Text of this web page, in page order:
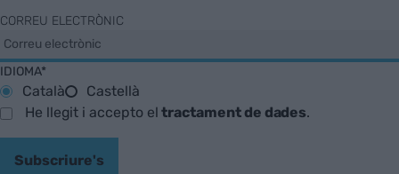
CORREU ELECTRÒNIC
IDIOMA*
Català
Castellà
He llegit i accepto eltractament de dades.
Subscriure's